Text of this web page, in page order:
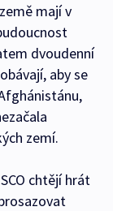
mají v
dvoudenní
aby se
zemí.
chtějí hrát